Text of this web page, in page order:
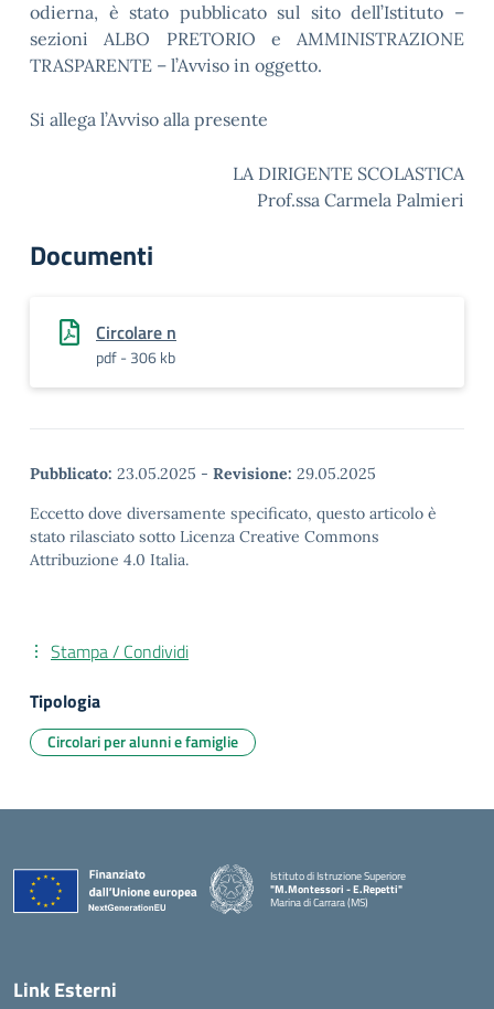
odierna, è stato pubblicato sul sito dell’Istituto –
sezioni ALBO PRETORIO e AMMINISTRAZIONE
TRASPARENTE – l’Avviso in oggetto.
Si allega l’Avviso alla presente
LA DIRIGENTE SCOLASTICA
Prof.ssa Carmela Palmieri
Documenti
Circolare n
pdf - 306 kb
Pubblicato: 23.05.2025 - Revisione: 29.05.2025
Eccetto dove diversamente specificato, questo articolo è
stato rilasciato sotto Licenza Creative Commons
Attribuzione 4.0 Italia.
Stampa / Condividi
Tipologia
Circolari per alunni e famiglie
Istituto di Istruzione Superiore
"M.Montessori - E.Repetti"
Marina di Carrara (MS)
Link Esterni